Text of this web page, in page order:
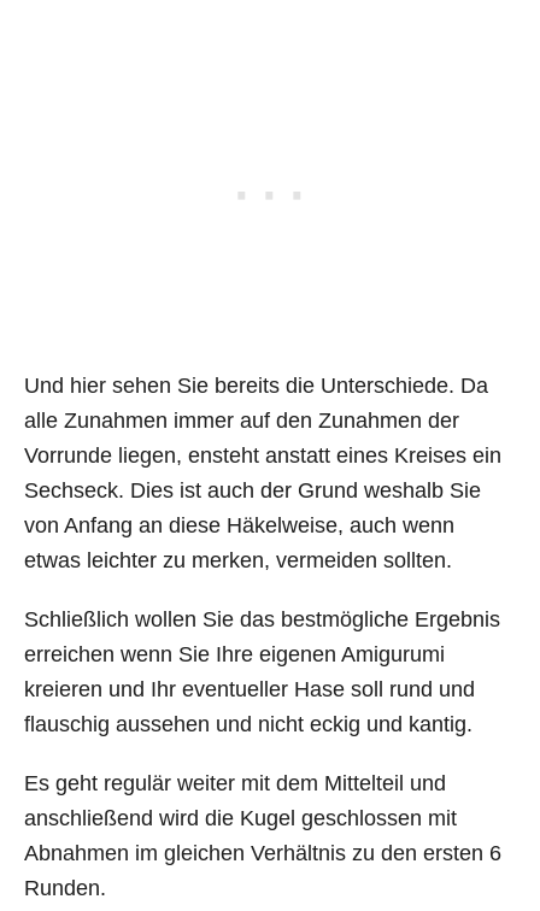
Und hier sehen Sie bereits die Unterschiede. Da
alle Zunahmen immer auf den Zunahmen der
Vorrunde liegen, ensteht anstatt eines Kreises ein
Sechseck. Dies ist auch der Grund weshalb Sie
von Anfang an diese Häkelweise, auch wenn
etwas leichter zu merken, vermeiden sollten.
Schließlich wollen Sie das bestmögliche Ergebnis
erreichen wenn Sie Ihre eigenen Amigurumi
kreieren und Ihr eventueller Hase soll rund und
flauschig aussehen und nicht eckig und kantig.
Es geht regulär weiter mit dem Mittelteil und
anschließend wird die Kugel geschlossen mit
Abnahmen im gleichen Verhältnis zu den ersten 6
Runden.